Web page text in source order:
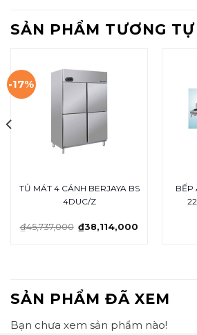
SẢN PHẨM TƯƠNG TỰ
-17%
TỦ MÁT 4 CÁNH BERJAYA BS
4DUC/Z
₫45,737,000 ₫38,114,000
BẾP
SẢN PHẨM ĐÃ XEM
Bạn chưa xem sản phẩm nào!